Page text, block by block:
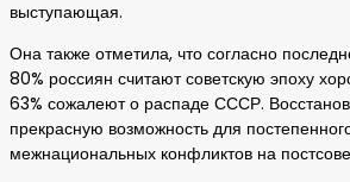
выступающая.
Она также отметила, что согласно
80% россиян считают советскую эпоху
63% сожалеют о распаде СССР.
прекрасную возможность для
межнациональных конфликтов на